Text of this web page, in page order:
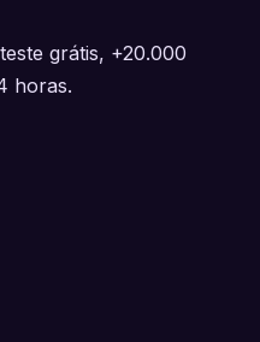
grátis, +20.000
horas.